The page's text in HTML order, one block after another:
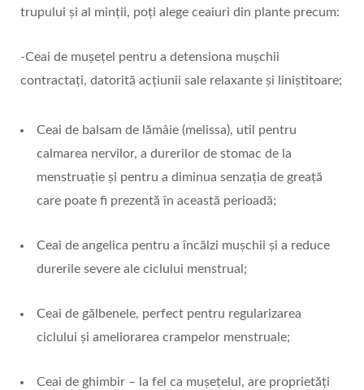
trupului și al minții, poți alege ceaiuri din plante precum:
-Ceai de mușețel pentru a detensiona mușchii
contractați, datorită acțiunii sale relaxante și liniștitoare;
Ceai de balsam de lămâie (melissa), util pentru
calmarea nervilor, a durerilor de stomac de la
menstruație și pentru a diminua senzația de greață
care poate fi prezentă în această perioadă;
Ceai de angelica pentru a încălzi mușchii și a reduce
durerile severe ale ciclului menstrual;
Ceai de gălbenele, perfect pentru regularizarea
ciclului și ameliorarea crampelor menstruale;
Ceai de ghimbir – la fel ca mușețelul, are proprietăți